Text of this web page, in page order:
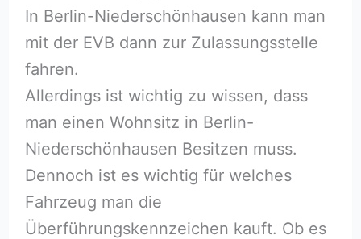
In Berlin-Niederschönhausen kann man
mit der EVB dann zur Zulassungsstelle
fahren.
Allerdings ist wichtig zu wissen, dass
man einen Wohnsitz in Berlin-
Niederschönhausen Besitzen muss.
Dennoch ist es wichtig für welches
Fahrzeug man die
Überführungskennzeichen kauft. Ob es